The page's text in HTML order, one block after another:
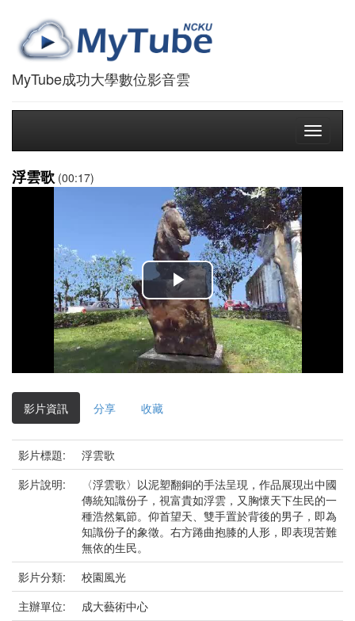
MyTube成功大學數位影音雲
Toggle
浮雲歌 (00:17)
播
放
影
影片資訊 分享 收藏
影片標題:
浮雲歌
影片說明:
〈浮雲歌〉以泥塑翻銅的手法呈現，作品展現出中國
傳統知識份子，視富貴如浮雲，又胸懷天下生民的一
種浩然氣節。仰首望天、雙手置於背後的男子，即為
知識份子的象徵。右方踡曲抱膝的人形，即表現苦難
無依的生民。
影片分類:
校園風光
主辦單位:
成大藝術中心